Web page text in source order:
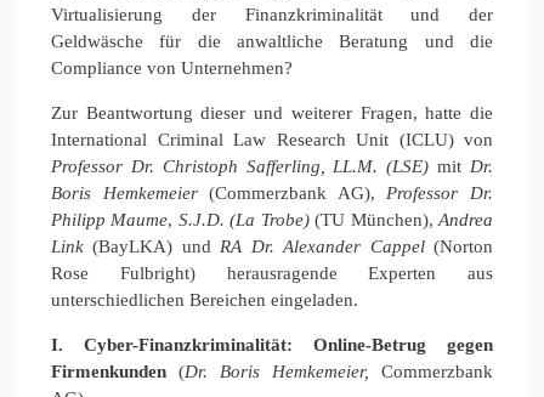
Virtualisierung der Finanzkriminalität und der
Geldwäsche für die anwaltliche Beratung und die
Compliance von Unternehmen?
Zur Beantwortung dieser und weiterer Fragen, hatte die
International Criminal Law Research Unit (ICLU) von
Professor Dr. Christoph Safferling, LL.M. (LSE)mit Dr.
Boris Hemkemeier(Commerzbank AG), Professor Dr.
Philipp Maume, S.J.D. (La Trobe)(TU München),Andrea
Link(BayLKA) und RA Dr. Alexander Cappel(Norton
Rose Fulbright) herausragende Experten aus
unterschiedlichen Bereichen eingeladen.
I. Cyber-Finanzkriminalität: Online-Betrug gegen
Firmenkunden (Dr. Boris Hemkemeier, Commerzbank